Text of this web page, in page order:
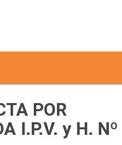
POR
I.P.V. y H. Nº